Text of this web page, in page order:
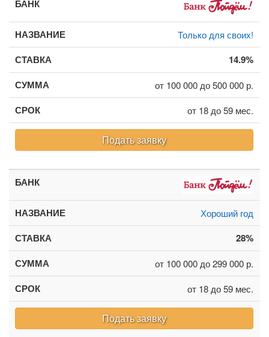
Только для своих!
14.9%
от 100 000 до 500 000 р.
от 18 до 59 мес.
Подать заявку
Хороший год
28%
от 100 000 до 299 000 р.
от 18 до 59 мес.
Подать заявку